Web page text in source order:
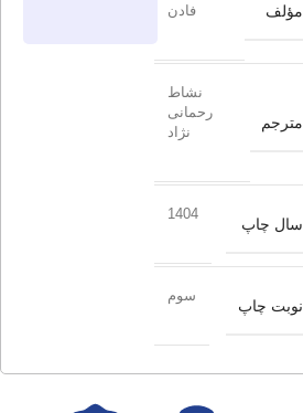
مؤلف
فادن
مترجم
نشاط
رحمانی
نژاد
سال چاپ
1404
نوبت چاپ
سوم